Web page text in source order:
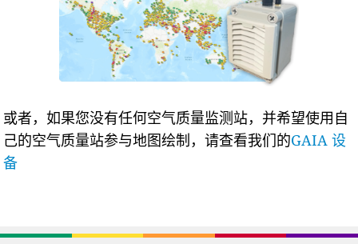
或者，如果您没有任何空气质量监测站，并希望使用自
己的空气质量站参与地图绘制，请查看我们的GAIA 设
备